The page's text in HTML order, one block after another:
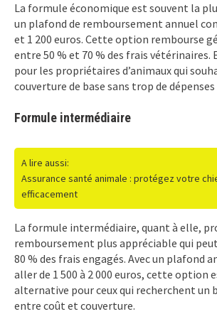
La formule économique est souvent la
un plafond de remboursement annuel
et 1 200 euros. Cette option rembourse
entre 50 % et 70 % des frais vétérinaires.
pour les propriétaires d’animaux qui
couverture de base sans trop de
Formule intermédiaire
A lire aussi:
Assurance santé animale : protégez votre
efficacement
La formule intermédiaire, quant à elle,
remboursement plus appréciable qui
80 % des frais engagés. Avec un plafond
aller de 1 500 à 2 000 euros, cette option
alternative pour ceux qui recherchent un
entre coût et couverture.